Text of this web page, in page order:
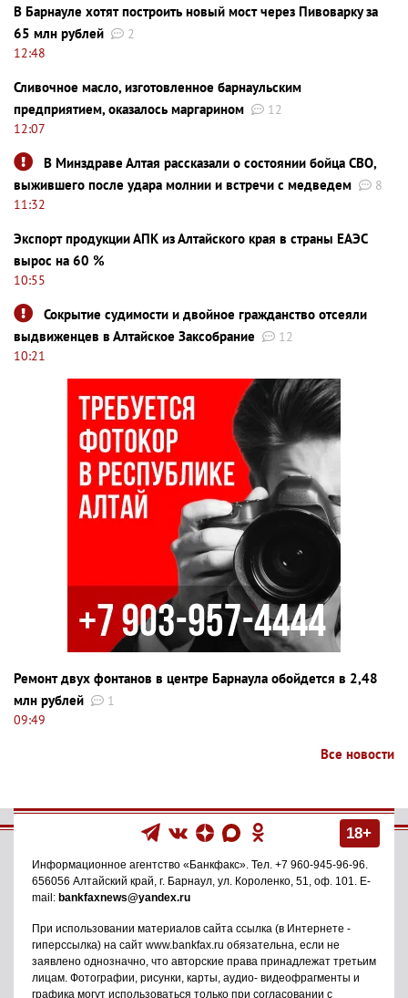
В Барнауле хотят построить новый мост через Пивоварку за
65 млн рублей
2
12:48
Сливочное масло, изготовленное барнаульским
предприятием, оказалось маргарином
12
12:07
В Минздраве Алтая рассказали о состоянии бойца СВО,
выжившего после удара молнии и встречи с медведем
8
11:32
Экспорт продукции АПК из Алтайского края в страны ЕАЭС
вырос на 60 %
10:55
Сокрытие судимости и двойное гражданство отсеяли
выдвиженцев в Алтайское Заксобрание
12
10:21
Ремонт двух фонтанов в центре Барнаула обойдется в 2,48
млн рублей
1
09:49
Все новости
18+
Информационное агентство «Банкфакс». Тел. +7 960-945-96-96.
656056 Алтайский край, г. Барнаул, ул. Короленко, 51, оф. 101. E-
mail: bankfaxnews@yandex.ru
При использовании материалов сайта ссылка (в Интернете -
гиперссылка) на сайт www.bankfax.ru обязательна, если не
заявлено однозначно, что авторские права принадлежат третьим
лицам. Фотографии, рисунки, карты, аудио- видеофрагменты и
графика могут использоваться только при согласовании с